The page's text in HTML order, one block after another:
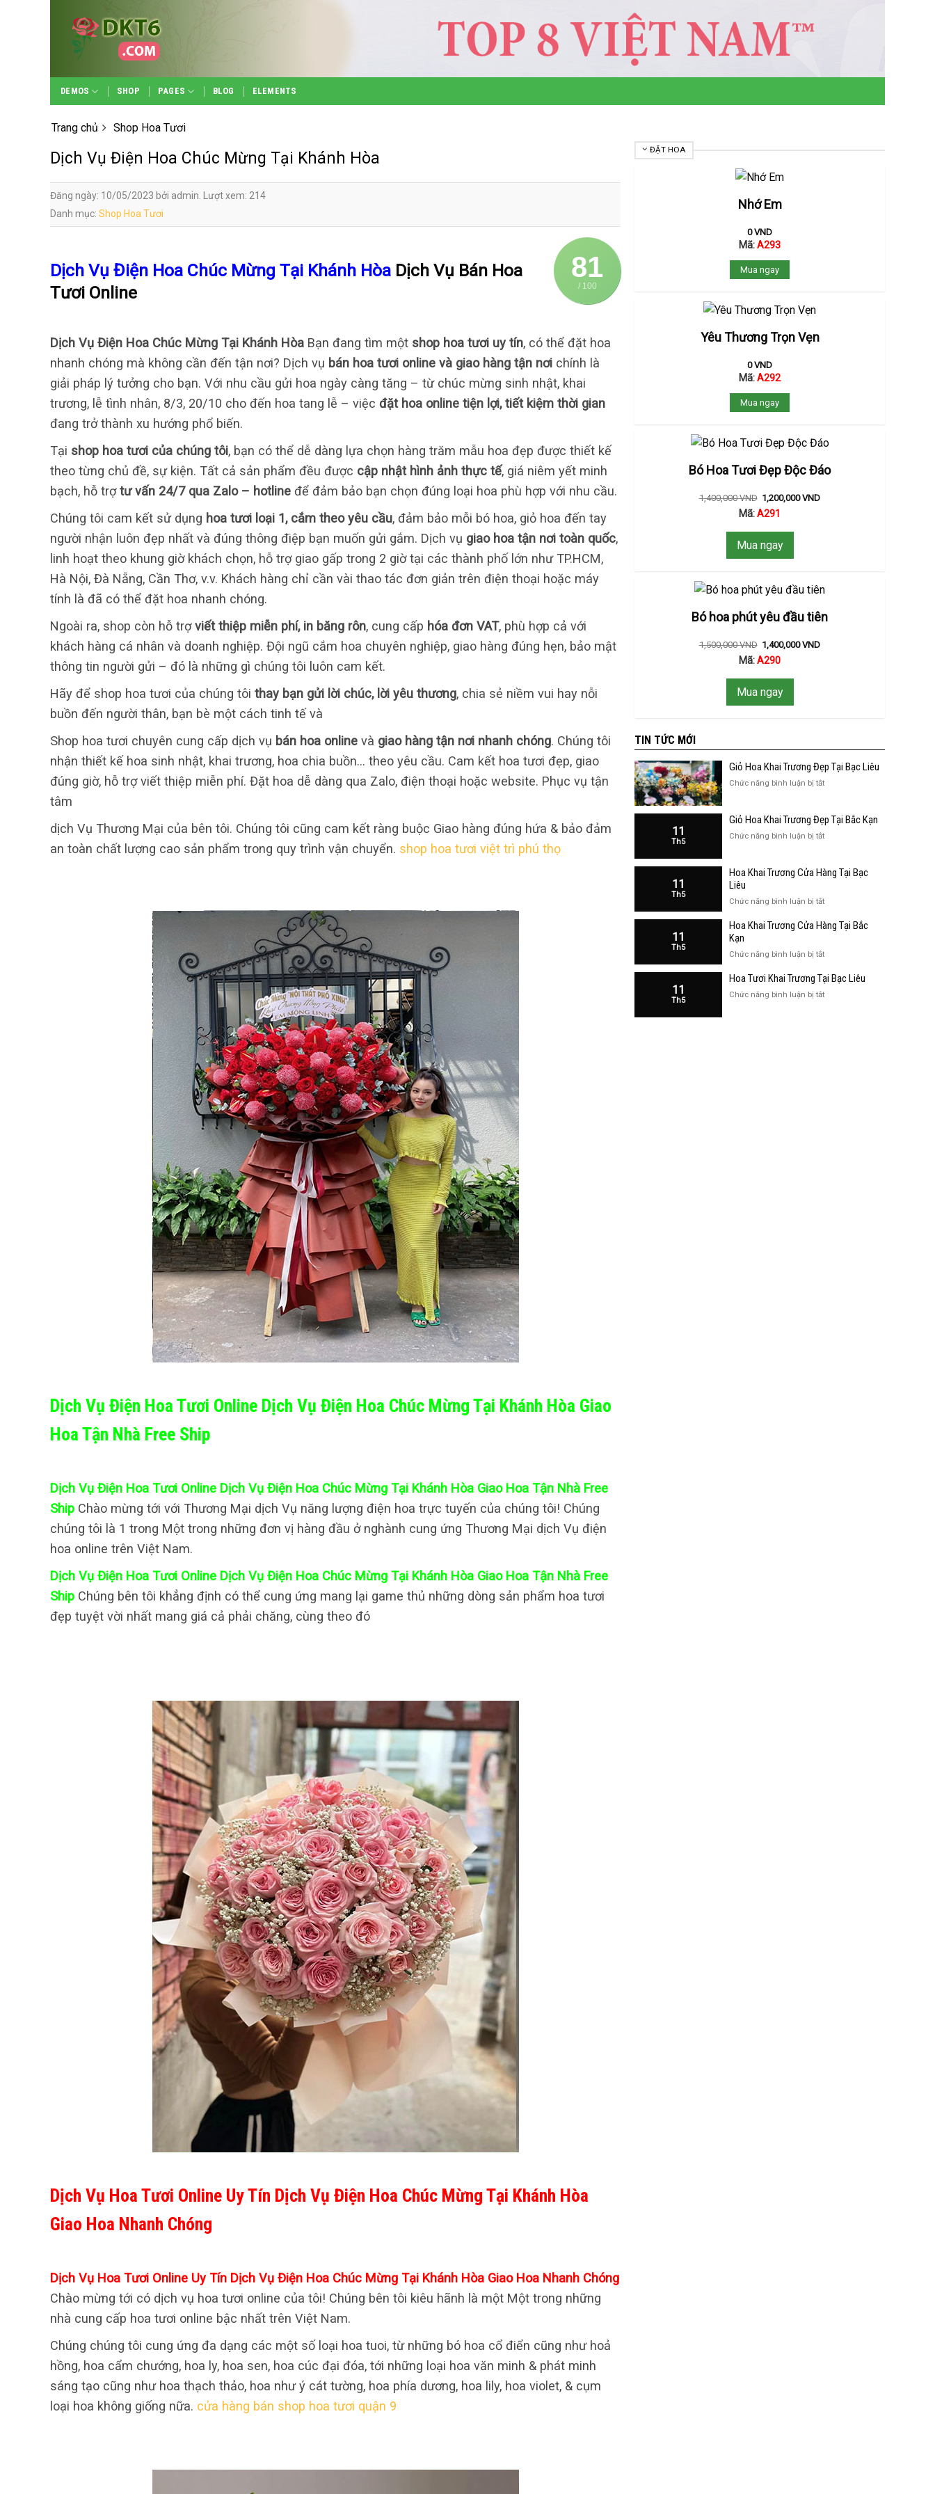
content
DEMOS SHOP PAGES BLOG ELEMENTS
Trang chủ Shop Hoa Tươi
Dịch Vụ Điện Hoa Chúc Mừng Tại Khánh Hòa
Đăng ngày: 10/05/2023 bởi admin. Lượt xem: 214
Danh mục: Shop Hoa Tươi
81
/ 100
Dịch Vụ Điện Hoa Chúc Mừng Tại Khánh Hòa Dịch Vụ Bán Hoa
Tươi Online
Dịch Vụ Điện Hoa Chúc Mừng Tại Khánh Hòa Bạn đang tìm một shop hoa tươi uy tín, có thể đặt hoa
nhanh chóng mà không cần đến tận nơi? Dịch vụ bán hoa tươi online và giao hàng tận nơi chính là
giải pháp lý tưởng cho bạn. Với nhu cầu gửi hoa ngày càng tăng – từ chúc mừng sinh nhật, khai
trương, lễ tình nhân, 8/3, 20/10 cho đến hoa tang lễ – việc đặt hoa online tiện lợi, tiết kiệm thời gian
đang trở thành xu hướng phổ biến.
Tại shop hoa tươi của chúng tôi, bạn có thể dễ dàng lựa chọn hàng trăm mẫu hoa đẹp được thiết kế
theo từng chủ đề, sự kiện. Tất cả sản phẩm đều được cập nhật hình ảnh thực tế, giá niêm yết minh
bạch, hỗ trợtư vấn 24/7 qua Zalo – hotline để đảm bảo bạn chọn đúng loại hoa phù hợp với nhu cầu.
Chúng tôi cam kết sử dụng hoa tươi loại 1, cắm theo yêu cầu, đảm bảo mỗi bó hoa, giỏ hoa đến tay
người nhận luôn đẹp nhất và đúng thông điệp bạn muốn gửi gắm. Dịch vụ giao hoa tận nơi toàn quốc,
linh hoạt theo khung giờ khách chọn, hỗ trợ giao gấp trong 2 giờ tại các thành phố lớn như TP.HCM,
Hà Nội, Đà Nẵng, Cần Thơ, v.v. Khách hàng chỉ cần vài thao tác đơn giản trên điện thoại hoặc máy
tính là đã có thể đặt hoa nhanh chóng.
Ngoài ra, shop còn hỗ trợviết thiệp miễn phí, in băng rôn, cung cấp hóa đơn VAT, phù hợp cả với
khách hàng cá nhân và doanh nghiệp. Đội ngũ cắm hoa chuyên nghiệp, giao hàng đúng hẹn, bảo mật
thông tin người gửi – đó là những gì chúng tôi luôn cam kết.
Hãy để shop hoa tươi của chúng tôi thay bạn gửi lời chúc, lời yêu thương, chia sẻ niềm vui hay nỗi
buồn đến người thân, bạn bè một cách tinh tế và
Shop hoa tươi chuyên cung cấp dịch vụ bán hoa online và giao hàng tận nơi nhanh chóng. Chúng tôi
nhận thiết kế hoa sinh nhật, khai trương, hoa chia buồn… theo yêu cầu. Cam kết hoa tươi đẹp, giao
đúng giờ, hỗ trợ viết thiệp miễn phí. Đặt hoa dễ dàng qua Zalo, điện thoại hoặc website. Phục vụ tận
tâm
dịch Vụ Thương Mại của bên tôi. Chúng tôi cũng cam kết ràng buộc Giao hàng đúng hứa & bảo đảm
an toàn chất lượng cao sản phẩm trong quy trình vận chuyển. shop hoa tươi việt trì phú thọ
Dịch Vụ Điện Hoa Tươi Online Dịch Vụ Điện Hoa Chúc Mừng Tại Khánh Hòa Giao
Hoa Tận Nhà Free Ship
Dịch Vụ Điện Hoa Tươi Online Dịch Vụ Điện Hoa Chúc Mừng Tại Khánh Hòa Giao Hoa Tận Nhà Free
Ship Chào mừng tới với Thương Mại dịch Vụ năng lượng điện hoa trực tuyến của chúng tôi! Chúng
chúng tôi là 1 trong Một trong những đơn vị hàng đầu ở nghành cung ứng Thương Mại dịch Vụ điện
hoa online trên Việt Nam.
Dịch Vụ Điện Hoa Tươi Online Dịch Vụ Điện Hoa Chúc Mừng Tại Khánh Hòa Giao Hoa Tận Nhà Free
Ship Chúng bên tôi khẳng định có thể cung ứng mang lại game thủ những dòng sản phẩm hoa tươi
đẹp tuyệt vời nhất mang giá cả phải chăng, cùng theo đó
Dịch Vụ Hoa Tươi Online Uy Tín Dịch Vụ Điện Hoa Chúc Mừng Tại Khánh Hòa
Giao Hoa Nhanh Chóng
Dịch Vụ Hoa Tươi Online Uy Tín Dịch Vụ Điện Hoa Chúc Mừng Tại Khánh Hòa Giao Hoa Nhanh Chóng
Chào mừng tới có dịch vụ hoa tươi online của tôi! Chúng bên tôi kiêu hãnh là một Một trong những
nhà cung cấp hoa tươi online bậc nhất trên Việt Nam.
Chúng chúng tôi cung ứng đa dạng các một số loại hoa tuoi, từ những bó hoa cổ điển cũng như hoả
hồng, hoa cẩm chướng, hoa ly, hoa sen, hoa cúc đại đóa, tới những loại hoa văn minh & phát minh
sáng tạo cũng như hoa thạch thảo, hoa như ý cát tường, hoa phía dương, hoa lily, hoa violet, & cụm
loại hoa không giống nữa. cửa hàng bán shop hoa tươi quận 9
ĐẶT HOA
Nhớ Em
0VND
Mã:A293
Mua ngay
Yêu Thương Trọn Vẹn
0VND
Mã:A292
Mua ngay
Bó Hoa Tươi Đẹp Độc Đáo
1,400,000VND 1,200,000VND
Mã:A291
Mua ngay
Bó hoa phút yêu đầu tiên
1,500,000VND 1,400,000VND
Mã:A290
Mua ngay
TIN TỨC MỚI
Giỏ Hoa Khai Trương Đẹp Tại Bạc Liêu
Chức năng bình luận bị tắtở
Khai
Đẹp
Liêu
11
Th5
Giỏ Hoa Khai Trương Đẹp Tại Bắc Kạn
Chức năng bình luận bị tắtở
Khai
Tại
Kạn
11
Th5
Hoa Khai Trương Cửa Hàng Tại Bạc
Liêu
Chức năng bình luận bị tắtở
Khai
Hàng
Bạc
Liêu
11
Th5
Hoa Khai Trương Cửa Hàng Tại Bắc
Kạn
Chức năng bình luận bị tắtở
Khai
11
Th5
Hoa Tươi Khai Trương Tại Bạc Liêu
Chức năng bình luận bị tắtở